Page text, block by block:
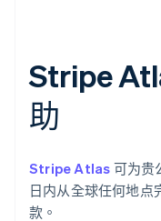
Stripe
助
Stripe Atlas 可为贵
日内从全球任何地点
款。